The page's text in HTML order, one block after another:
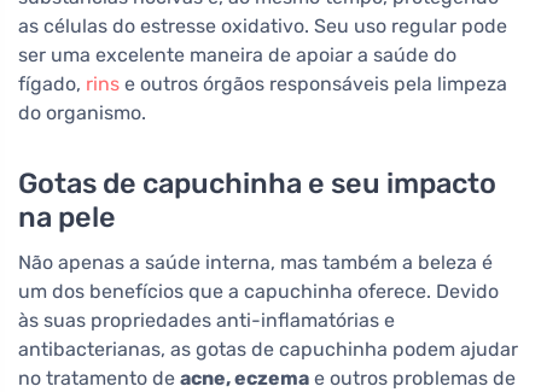
as células do estresse oxidativo. Seu uso regular pode
ser uma excelente maneira de apoiar a saúde do
fígado, rins e outros órgãos responsáveis pela limpeza
do organismo.
Gotas de capuchinha e seu impacto
na pele
Não apenas a saúde interna, mas também a beleza é
um dos benefícios que a capuchinha oferece. Devido
às suas propriedades anti-inflamatórias e
antibacterianas, as gotas de capuchinha podem ajudar
no tratamento de acne, eczema e outros problemas de